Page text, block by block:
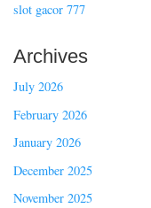
slot gacor 777
Archives
July 2026
February 2026
January 2026
December 2025
November 2025